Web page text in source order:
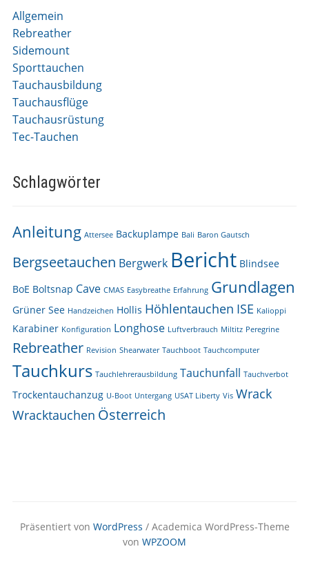
Allgemein
Rebreather
Sidemount
Sporttauchen
Tauchausbildung
Tauchausflüge
Tauchausrüstung
Tec-Tauchen
Schlagwörter
Anleitung Attersee Backuplampe Bali Baron Gautsch
Bergseetauchen Bergwerk Bericht Blindsee
BoE Boltsnap Cave CMAS Easybreathe Erfahrung Grundlagen
Grüner See Handzeichen Hollis Höhlentauchen ISE Kalioppi
Karabiner Konfiguration Longhose Luftverbrauch Miltitz Peregrine
Rebreather Revision Shearwater Tauchboot Tauchcomputer
Tauchkurs Tauchlehrerausbildung Tauchunfall Tauchverbot
Trockentauchanzug U-Boot Untergang USAT Liberty Vis Wrack
Wracktauchen Österreich
Präsentiert von WordPress / Academica WordPress-Theme
von WPZOOM